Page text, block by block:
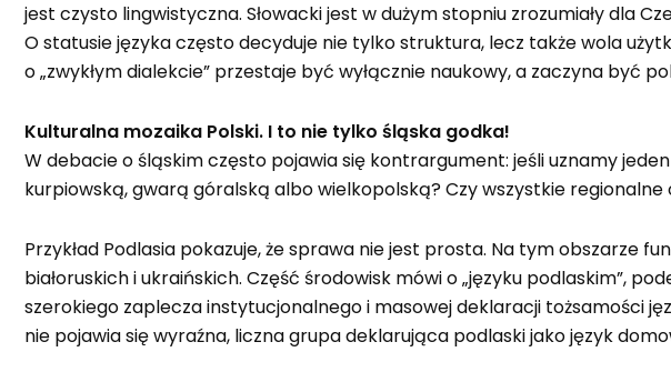
jest czysto lingwistyczna. Słowacki jest w dużym stopniu zrozumiały dla
O statusie języka często decyduje nie tylko struktura, lecz także wola
o „zwykłym dialekcie” przestaje być wyłącznie naukowy, a zaczyna być
Kulturalna mozaika Polski. I to nie tylko śląska godka!
W debacie o śląskim często pojawia się kontrargument: jeśli uznamy
kurpiowską, gwarą góralską albo wielkopolską? Czy wszystkie
Przykład Podlasia pokazuje, że sprawa nie jest prosta. Na tym obszarze
białoruskich i ukraińskich. Część środowisk mówi o „języku podlaskim”,
szerokiego zaplecza instytucjonalnego i masowej deklaracji tożsamości
nie pojawia się wyraźna, liczna grupa deklarująca podlaski jako język